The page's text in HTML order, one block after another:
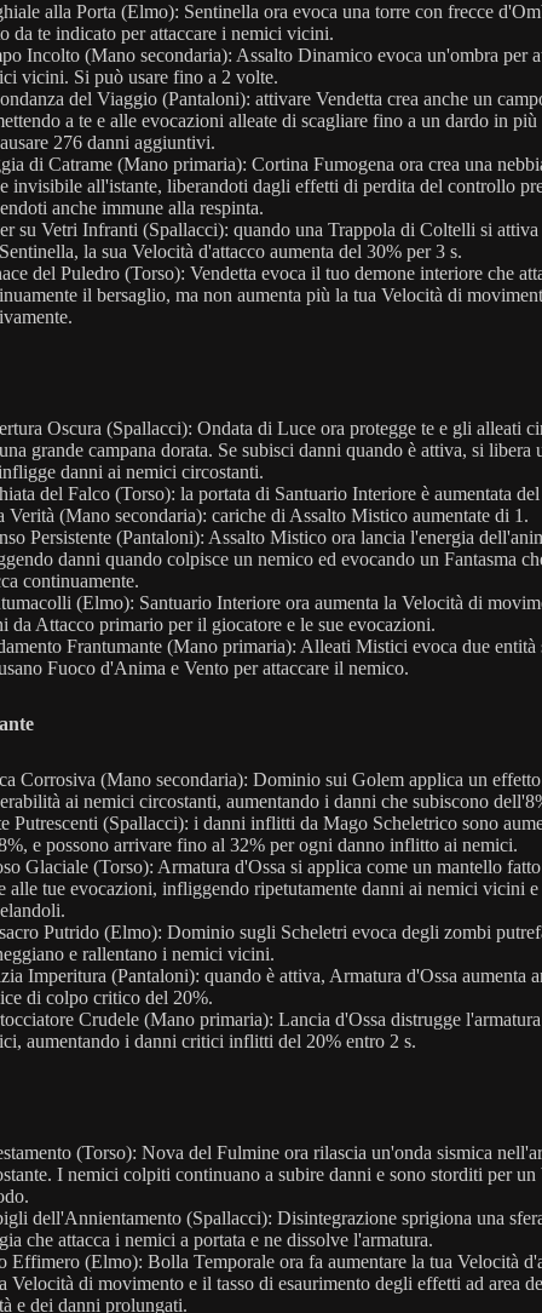
alla Porta (Elmo): Sentinella ora evoca una torre con frecce
da te indicato per attaccare i nemici vicini.
Incolto (Mano secondaria): Assalto Dinamico evoca un'ombra per
vicini. Si può usare fino a 2 volte.
del Viaggio (Pantaloni): attivare Vendetta crea anche un
a te e alle evocazioni alleate di scagliare fino a un dardo in
276 danni aggiuntivi.
di Catrame (Mano primaria): Cortina Fumogena ora crea una
invisibile all'istante, liberandoti dagli effetti di perdita del controllo
anche immune alla respinta.
su Vetri Infranti (Spallacci): quando una Trappola di Coltelli si
la sua Velocità d'attacco aumenta del 30% per 3 s.
del Puledro (Torso): Vendetta evoca il tuo demone interiore che
il bersaglio, ma non aumenta più la tua Velocità di
Oscura (Spallacci): Ondata di Luce ora protegge te e gli alleati
grande campana dorata. Se subisci danni quando è attiva, si libera
danni ai nemici circostanti.
del Falco (Torso): la portata di Santuario Interiore è aumentata
Verità (Mano secondaria): cariche di Assalto Mistico aumentate di 1.
Persistente (Pantaloni): Assalto Mistico ora lancia l'energia
danni quando colpisce un nemico ed evocando un Fantasma
continuamente.
(Elmo): Santuario Interiore ora aumenta la Velocità di
da Attacco primario per il giocatore e le sue evocazioni.
Frantumante (Mano primaria): Alleati Mistici evoca due
Fuoco d'Anima e Vento per attaccare il nemico.
Corrosiva (Mano secondaria): Dominio sui Golem applica un
ai nemici circostanti, aumentando i danni che subiscono
Putrescenti (Spallacci): i danni inflitti da Mago Scheletrico sono
e possono arrivare fino al 32% per ogni danno inflitto ai nemici.
Glaciale (Torso): Armatura d'Ossa si applica come un mantello
alle tue evocazioni, infliggendo ripetutamente danni ai nemici vicini e
Putrido (Elmo): Dominio sugli Scheletri evoca degli zombi
e rallentano i nemici vicini.
Imperitura (Pantaloni): quando è attiva, Armatura d'Ossa aumenta
di colpo critico del 20%.
Crudele (Mano primaria): Lancia d'Ossa distrugge
aumentando i danni critici inflitti del 20% entro 2 s.
(Torso): Nova del Fulmine ora rilascia un'onda sismica
I nemici colpiti continuano a subire danni e sono storditi per un
dell'Annientamento (Spallacci): Disintegrazione sprigiona una
che attacca i nemici a portata e ne dissolve l'armatura.
Effimero (Elmo): Bolla Temporale ora fa aumentare la tua Velocità
Velocità di movimento e il tasso di esaurimento degli effetti ad area
e dei danni prolungati.